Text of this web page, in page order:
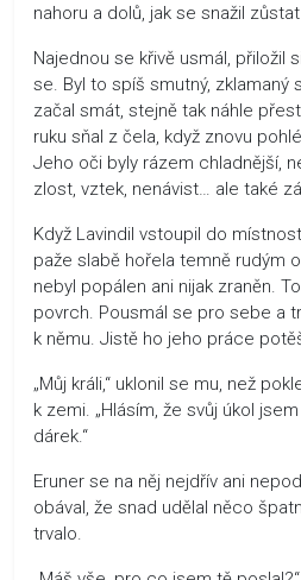
nahoru a dolů, jak se snažil
Najednou se křivě usmál, přiložil
se. Byl to spíš smutný, zklamaný
začal smát, stejně tak náhle
ruku sňal z čela, když znovu
Jeho oči byly rázem chladnější,
zlost, vztek, nenávist… ale také
Když Lavindil vstoupil do
paže slabě hořela temně rudým
nebyl popálen ani nijak zraněn.
povrch. Pousmál se pro sebe a
k němu. Jistě ho jeho práce
„Můj králi,“ uklonil se mu, než
k zemi. „Hlásím, že svůj úkol
dárek.“
Eruner se na něj nejdřív ani
obával, že snad udělal něco
trvalo.